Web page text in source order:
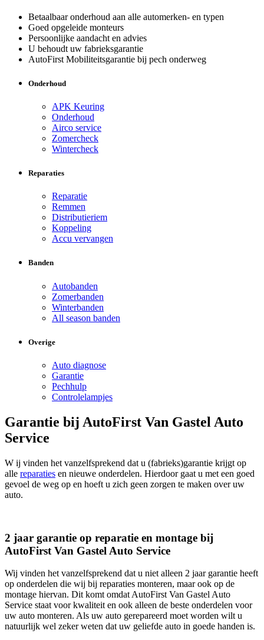
Betaalbaar onderhoud aan alle automerken- en typen
Goed opgeleide monteurs
Persoonlijke aandacht en advies
U behoudt uw fabrieksgarantie
AutoFirst Mobiliteitsgarantie bij pech onderweg
Onderhoud
APK Keuring
Onderhoud
Airco service
Zomercheck
Wintercheck
Reparaties
Reparatie
Remmen
Distributieriem
Koppeling
Accu vervangen
Banden
Autobanden
Zomerbanden
Winterbanden
All season banden
Overige
Auto diagnose
Garantie
Pechhulp
Controlelampjes
Garantie bij AutoFirst Van Gastel Auto
Service
W ij vinden het vanzelfsprekend dat u (fabrieks)garantie krijgt op
alle reparaties en nieuwe onderdelen. Hierdoor gaat u met een goed
gevoel de weg op en hoeft u zich geen zorgen te maken over uw
auto.
2 jaar garantie op reparatie en montage bij
AutoFirst Van Gastel Auto Service
Wij vinden het vanzelfsprekend dat u niet alleen 2 jaar garantie heeft
op onderdelen die wij bij reparaties monteren, maar ook op de
montage hiervan. Dit komt omdat AutoFirst Van Gastel Auto
Service staat voor kwaliteit en ook alleen de beste onderdelen voor
uw auto monteren. Als uw auto gerepareerd moet worden wilt u
natuurlijk wel zeker weten dat uw geliefde auto in goede handen is.